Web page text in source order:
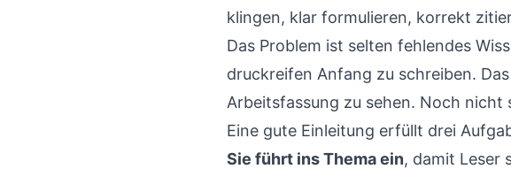
klingen, klar formulieren, korrekt
Das Problem ist selten fehlendes
druckreifen Anfang zu schreiben.
Arbeitsfassung zu sehen. Noch nicht
Eine gute Einleitung erfüllt drei
Sie führt ins Thema ein, damit Leser